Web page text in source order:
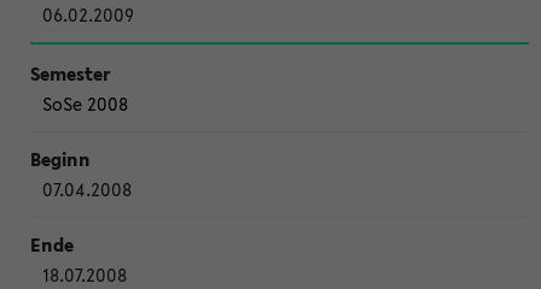
06.02.2009
SoSe 2008
07.04.2008
18.07.2008